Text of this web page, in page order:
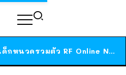
ได้เวลาเด็กหนวดรวมตัว RF Online Next เปิดให้เล่นแล้ว เกม Sci-Fi MMORPG ระดับตำนาน เล่นได้ทั้งมือถือและ PC